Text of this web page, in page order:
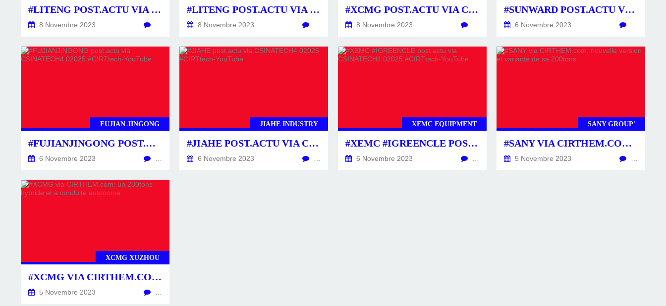
#LITENG POST.ACTU VIA CSINATECH4.02025 #CIRTTECH-YOUTUBE
8 Novembre 2023
#LITENG POST.ACTU VIA CSINATECH4.02025 #CIRTTECH-YOUTUBE
8 Novembre 2023
#XCMG POST.ACTU VIA CSINATECH4.02025 #CIRTTECH-YOUTUBE
8 Novembre 2023
#SUNWARD POST.ACTU VIA CSINATECH4.02025 #CIRTTECH-YOUTUBE
6 Novembre 2023
FUJIAN JINGONG
#FUJIANJINGONG POST.ACTU VIA CSINATECH4.02025 #CIRTTECH-YOUTUBE
6 Novembre 2023
JIAHE INDUSTRY
#JIAHE POST.ACTU VIA CSINATECH4.02025 #CIRTTECH-YOUTUBE
6 Novembre 2023
XEMC EQUIPMENT
#XEMC #IGREENCLE POST.ACTU VIA CSINATECH4.02025 #CIRTTECH-YOUTUBE
6 Novembre 2023
SANY GROUP'
#SANY VIA CIRTHEM.COM: NOUVELLE VERSION ET VARIANTE DE SA 200TONS.
5 Novembre 2023
XCMG XUZHOU
#XCMG VIA CIRTHEM.COM: UN 230TONS HYBRIDE ET À CONDUITE AUTONOME.
5 Novembre 2023